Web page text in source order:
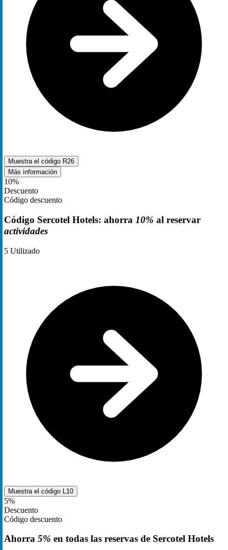
Muestra el código R26
Más información
10%
Descuento
Código descuento
Código Sercotel Hotels: ahorra 10% al reservar
actividades
5 Utilizado
Muestra el código L10
5%
Descuento
Código descuento
Ahorra 5% en todas las reservas de Sercotel Hotels